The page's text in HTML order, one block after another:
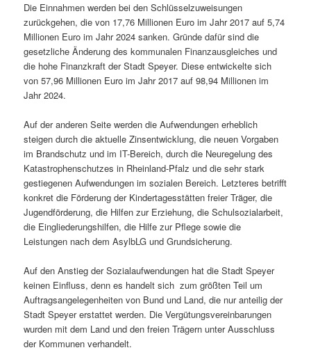
Die Einnahmen werden bei den Schlüsselzuweisungen
zurückgehen, die von 17,76 Millionen Euro im Jahr 2017 auf 5,74
Millionen Euro im Jahr 2024 sanken. Gründe dafür sind die
gesetzliche Änderung des kommunalen Finanzausgleiches und
die hohe Finanzkraft der Stadt Speyer. Diese entwickelte sich
von 57,96 Millionen Euro im Jahr 2017 auf 98,94 Millionen im
Jahr 2024.
Auf der anderen Seite werden die Aufwendungen erheblich
steigen durch die aktuelle Zinsentwicklung, die neuen Vorgaben
im Brandschutz und im IT-Bereich, durch die Neuregelung des
Katastrophenschutzes in Rheinland-Pfalz und die sehr stark
gestiegenen Aufwendungen im sozialen Bereich. Letzteres betrifft
konkret die Förderung der Kindertagesstätten freier Träger, die
Jugendförderung, die Hilfen zur Erziehung, die Schulsozialarbeit,
die Eingliederungshilfen, die Hilfe zur Pflege sowie die
Leistungen nach dem AsylbLG und Grundsicherung.
Auf den Anstieg der Sozialaufwendungen hat die Stadt Speyer
keinen Einfluss, denn es handelt sich zum größten Teil um
Auftragsangelegenheiten von Bund und Land, die nur anteilig der
Stadt Speyer erstattet werden. Die Vergütungsvereinbarungen
wurden mit dem Land und den freien Trägern unter Ausschluss
der Kommunen verhandelt.